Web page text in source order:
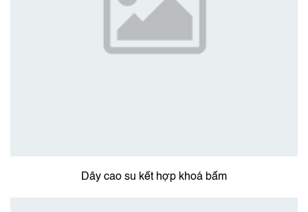
Dây cao su kết hợp khoá bấm